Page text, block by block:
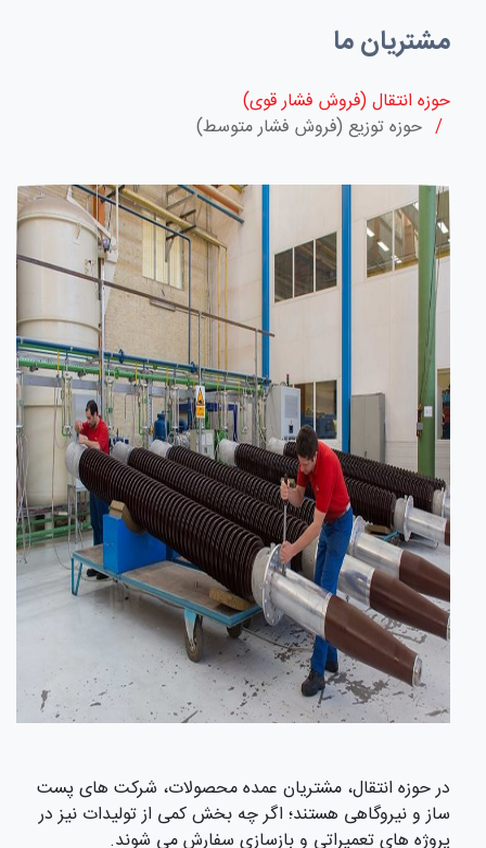
/ حوزه توزیع (فروش فشار متوسط)
در حوزه انتقال، مشتریان عمده محصولات، شرکت های پست
ساز و نیروگاهی هستند؛ اگر چه بخش کمی از تولیدات نیز در
برای دسترسی به لیست مشتریان این حوزه، روی اینلینک
کلیک فرمائید.